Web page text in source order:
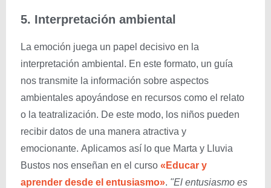
5. Interpretación ambiental
La emoción juega un papel decisivo en la
interpretación ambiental. En este formato, un guía
nos transmite la información sobre aspectos
ambientales apoyándose en recursos como el relato
o la teatralización. De este modo, los niños pueden
recibir datos de una manera atractiva y
emocionante. Aplicamos así lo que Marta y Lluvia
Bustos nos enseñan en el curso «Educar y
aprender desde el entusiasmo». "El entusiasmo es